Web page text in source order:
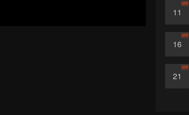
11
VIP
16
VIP
21
VIP